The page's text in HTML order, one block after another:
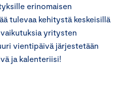
erinomaisen
tulevaa kehitystä keskeisillä
yritysten
vientipäivä järjestetään
ja kalenteriisi!